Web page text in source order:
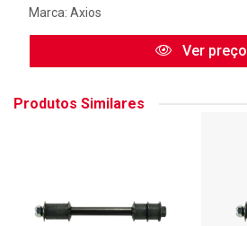
Marca: Axios
Ver preço
Produtos Similares